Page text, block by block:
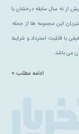
از نه سال سابقه درخشان با
این مجموعه ها از جمله:
با قابلیت استرداد و شرایط
می باشد.
ادامه مطلب >